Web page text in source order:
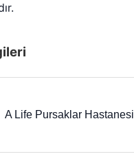
A Life Pursaklar Hastanesi